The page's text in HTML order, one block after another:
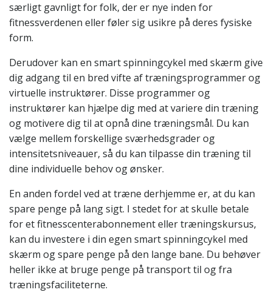
særligt gavnligt for folk, der er nye inden for
fitnessverdenen eller føler sig usikre på deres fysiske
form.
Derudover kan en smart spinningcykel med skærm give
dig adgang til en bred vifte af træningsprogrammer og
virtuelle instruktører. Disse programmer og
instruktører kan hjælpe dig med at variere din træning
og motivere dig til at opnå dine træningsmål. Du kan
vælge mellem forskellige sværhedsgrader og
intensitetsniveauer, så du kan tilpasse din træning til
dine individuelle behov og ønsker.
En anden fordel ved at træne derhjemme er, at du kan
spare penge på lang sigt. I stedet for at skulle betale
for et fitnesscenterabonnement eller træningskursus,
kan du investere i din egen smart spinningcykel med
skærm og spare penge på den lange bane. Du behøver
heller ikke at bruge penge på transport til og fra
træningsfaciliteterne.